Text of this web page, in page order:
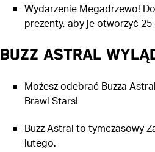
Wydarzenie Megadrzewo!
prezenty, aby je otworzyć 25
BUZZ ASTRAL
Możesz odebrać Buzza
Brawl Stars!
Buzz Astral to tymczasowy
lutego.